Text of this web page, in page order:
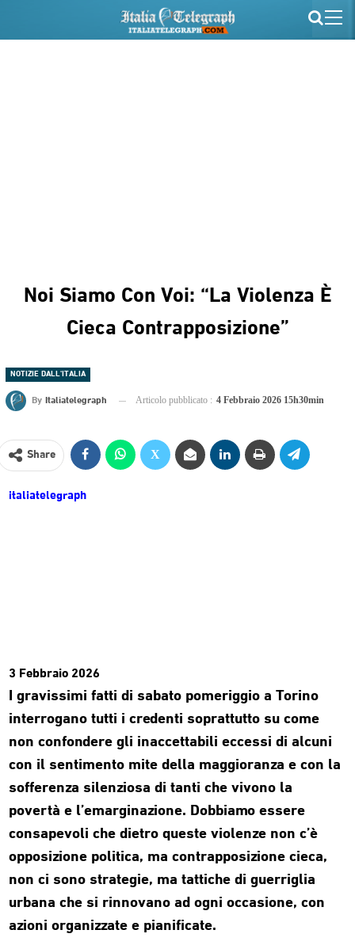
Noi Siamo Con Voi: “la Violenza È
Cieca Contrapposizione”
NOTIZIE DALL'ITALIA
By Italiatelegraph Articolo pubblicato : 4 Febbraio 2026 15h30min
Share
italiatelegraph
3 Febbraio 2026
I gravissimi fatti di sabato pomeriggio a Torino
interrogano tutti i credenti soprattutto su come
non confondere gli inaccettabili eccessi di alcuni
con il sentimento mite della maggioranza e con la
sofferenza silenziosa di tanti che vivono la
povertà e l’emarginazione. Dobbiamo essere
consapevoli che dietro queste violenze non c’è
opposizione politica, ma contrapposizione cieca,
non ci sono strategie, ma tattiche di guerriglia
urbana che si rinnovano ad ogni occasione, con
azioni organizzate e pianificate.